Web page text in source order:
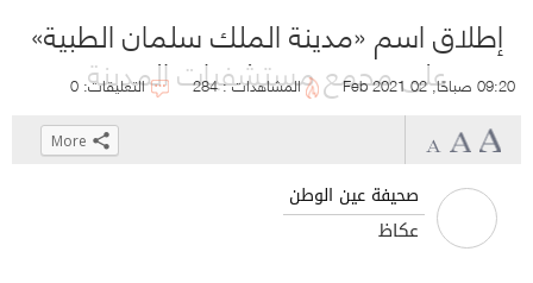
إطلاق اسم «مدينة الملك سلمان الطبية»
على مجمع مستشفيات المدينة 09:20 صباحًا, 02 Feb 2021 المشاهدات : 284 التعليقات: 0
صحيفة عين الوطن
عكاظ
Click
More